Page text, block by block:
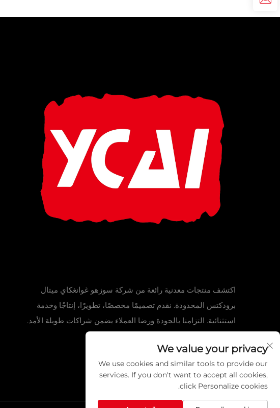
اكتشف منتجات معدنية رائعة من شركة سوزهو غوانغكاي ميتال
برودكتس المحدودة. نقدم تصميمًا مخصصًا، تطويرًا، إنتاجًا وخدمة
استثنائية. التزامنا بالجودة ورضا العملاء يضمن شراكات طويلة الأمد.
We value your privacy
We use cookies and similar tools to provide our
services. If you don't want to accept all cookies,
click Personalize cookies.